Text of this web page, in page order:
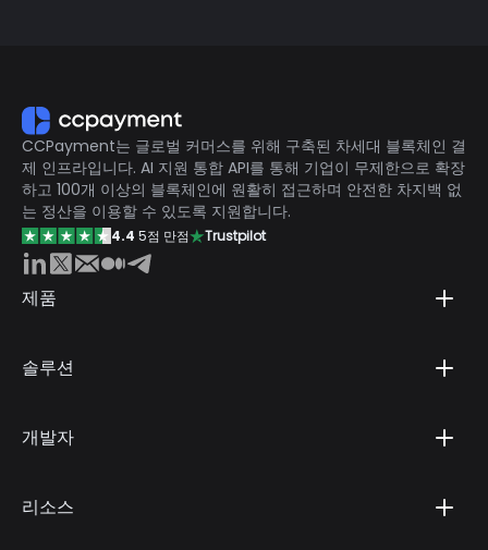
CCPayment는 글로벌 커머스를 위해 구축된 차세대 블록체인 결
제 인프라입니다. AI 지원 통합 API를 통해 기업이 무제한으로 확장
하고 100개 이상의 블록체인에 원활히 접근하며 안전한 차지백 없
는 정산을 이용할 수 있도록 지원합니다.
4.4 5점 만점 Trustpilot
제품
솔루션
개발자
리소스